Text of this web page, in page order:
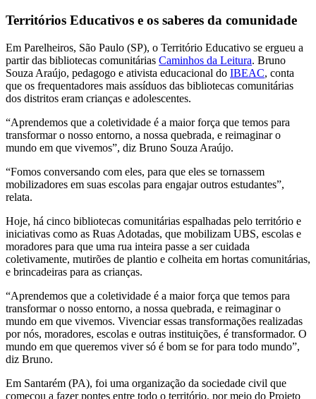
Territórios Educativos e os saberes da comunidade
Em Parelheiros, São Paulo (SP), o Território Educativo se ergueu a
partir das bibliotecas comunitárias Caminhos da Leitura. Bruno
Souza Araújo, pedagogo e ativista educacional do IBEAC, conta
que os frequentadores mais assíduos das bibliotecas comunitárias
dos distritos eram crianças e adolescentes.
“Aprendemos que a coletividade é a maior força que temos para
transformar o nosso entorno, a nossa quebrada, e reimaginar o
mundo em que vivemos”, diz Bruno Souza Araújo.
“Fomos conversando com eles, para que eles se tornassem
mobilizadores em suas escolas para engajar outros estudantes”,
relata.
Hoje, há cinco bibliotecas comunitárias espalhadas pelo território e
iniciativas como as Ruas Adotadas, que mobilizam UBS, escolas e
moradores para que uma rua inteira passe a ser cuidada
coletivamente, mutirões de plantio e colheita em hortas comunitárias,
e brincadeiras para as crianças.
“Aprendemos que a coletividade é a maior força que temos para
transformar o nosso entorno, a nossa quebrada, e reimaginar o
mundo em que vivemos. Vivenciar essas transformações realizadas
por nós, moradores, escolas e outras instituições, é transformador. O
mundo em que queremos viver só é bom se for para todo mundo”,
diz Bruno.
Em Santarém (PA), foi uma organização da sociedade civil que
começou a fazer pontes entre todo o território, por meio do Projeto